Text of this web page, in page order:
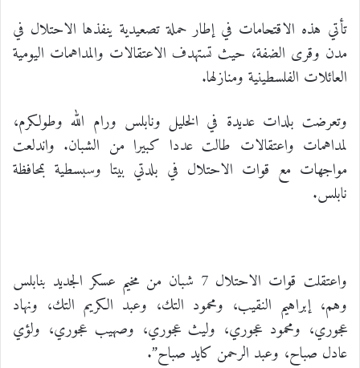
تأتي هذه الاقتحامات في إطار حملة تصعيدية ينفذها الاحتلال في
مدن وقرى الضفة، حيث تستهدف الاعتقالات والمداهمات اليومية
العائلات الفلسطينية ومنازلها.
وتعرضت بلدات عديدة في الخليل ونابلس ورام الله وطولكرم،
لمداهمات واعتقالات طالت عددا كبيرا من الشبان. واندلعت
مواجهات مع قوات الاحتلال في بلدتي بيتا وسبسطية بمحافظة
نابلس.
واعتقلت قوات الاحتلال 7 شبان من مخيم عسكر الجديد بنابلس
وهم، إبراهيم النقيب، ومحمود التك، وعبد الكريم التك، ونهاد
عجوري، ومحمود عجوري، وليث عجوري، وصهيب عجوري، ولؤي
عادل صباح، وعبد الرحمن كايد صباح”.